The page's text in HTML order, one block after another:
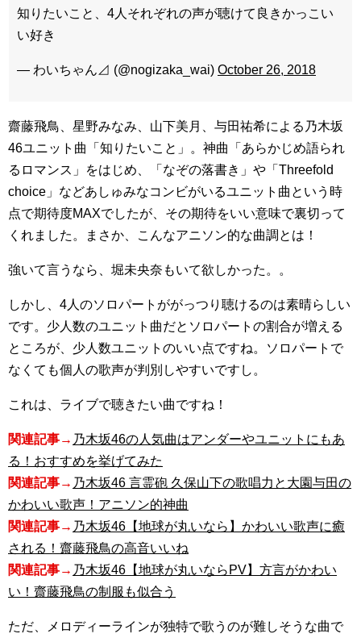
知りたいこと、4人それぞれの声が聴けて良きかっこい
い好き
— わいちゃん⊿ (@nogizaka_wai) October 26, 2018
齋藤飛鳥、星野みなみ、山下美月、与田祐希による乃木坂
46ユニット曲「知りたいこと」。神曲「あらかじめ語られ
るロマンス」をはじめ、「なぞの落書き」や「Threefold
choice」などあしゅみなコンビがいるユニット曲という時
点で期待度MAXでしたが、その期待をいい意味で裏切って
くれました。まさか、こんなアニソン的な曲調とは！
強いて言うなら、堀未央奈もいて欲しかった。。
しかし、4人のソロパートががっつり聴けるのは素晴らしい
です。少人数のユニット曲だとソロパートの割合が増える
ところが、少人数ユニットのいい点ですね。ソロパートで
なくても個人の歌声が判別しやすいですし。
これは、ライブで聴きたい曲ですね！
関連記事→ 乃木坂46の人気曲はアンダーやユニットにもあ
る！おすすめを挙げてみた
関連記事→ 乃木坂46 言霊砲 久保山下の歌唱力と大園与田の
かわいい歌声！アニソン的神曲
関連記事→ 乃木坂46【地球が丸いなら】かわいい歌声に癒
される！齋藤飛鳥の高音いいね
関連記事→ 乃木坂46【地球が丸いならPV】方言がかわい
い！齋藤飛鳥の制服も似合う
ただ、メロディーラインが独特で歌うのが難しそうな曲で